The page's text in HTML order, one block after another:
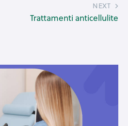
NEXT
Trattamenti anticellulite